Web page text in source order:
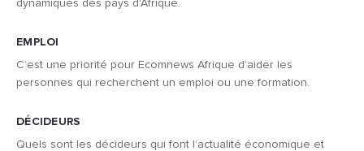
dynamiques des pays d'Afrique.
EMPLOI
C’est une priorité pour Ecomnews Afrique d’aider les
personnes qui recherchent un emploi ou une formation.
DÉCIDEURS
Quels sont les décideurs qui font l’actualité économique et